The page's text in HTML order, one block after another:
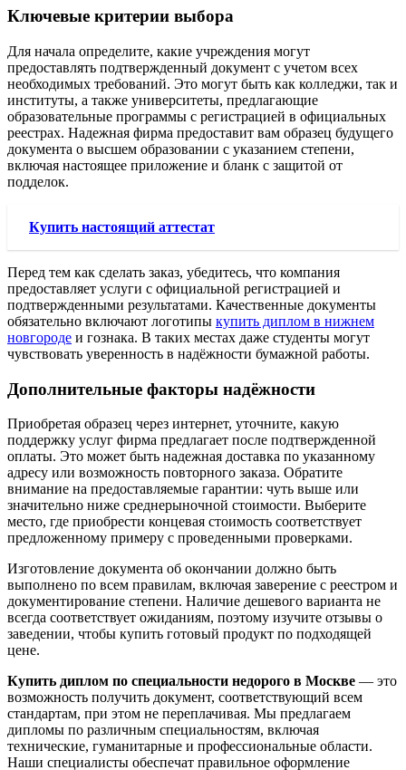
Ключевые критерии выбора
Для начала определите, какие учреждения могут
предоставлять подтвержденный документ с учетом всех
необходимых требований. Это могут быть как колледжи, так и
институты, а также университеты, предлагающие
образовательные программы с регистрацией в официальных
реестрах. Надежная фирма предоставит вам образец будущего
документа о высшем образовании с указанием степени,
включая настоящее приложение и бланк с защитой от
подделок.
Купить настоящий аттестат
Перед тем как сделать заказ, убедитесь, что компания
предоставляет услуги с официальной регистрацией и
подтвержденными результатами. Качественные документы
обязательно включают логотипы купить диплом в нижнем
новгороде и гознака. В таких местах даже студенты могут
чувствовать уверенность в надёжности бумажной работы.
Дополнительные факторы надёжности
Приобретая образец через интернет, уточните, какую
поддержку услуг фирма предлагает после подтвержденной
оплаты. Это может быть надежная доставка по указанному
адресу или возможность повторного заказа. Обратите
внимание на предоставляемые гарантии: чуть выше или
значительно ниже среднерыночной стоимости. Выберите
место, где приобрести концевая стоимость соответствует
предложенному примеру с проведенными проверками.
Изготовление документа об окончании должно быть
выполнено по всем правилам, включая заверение с реестром и
документирование степени. Наличие дешевого варианта не
всегда соответствует ожиданиям, поэтому изучите отзывы о
заведении, чтобы купить готовый продукт по подходящей
цене.
Купить диплом по специальности недорого в Москве — это
возможность получить документ, соответствующий всем
стандартам, при этом не переплачивая. Мы предлагаем
дипломы по различным специальностям, включая
технические, гуманитарные и профессиональные области.
Наши специалисты обеспечат правильное оформление